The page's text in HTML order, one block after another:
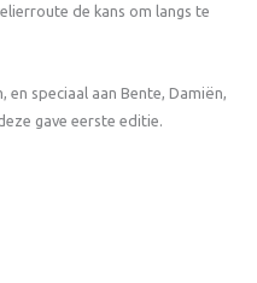
de kans om langs te
en speciaal aan Bente, Damiën,
gave eerste editie.